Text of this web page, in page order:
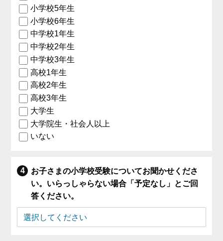
小学校5年生
小学校6年生
中学校1年生
中学校2年生
中学校3年生
高校1年生
高校2年生
高校3年生
大学生
大学院生・社会人以上
いない
お子さまの小学校受験についてお聞かせくださ
い。いらっしゃらない場合「予定なし」とご回
答ください。